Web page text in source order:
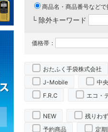
商品名・商品番号などで
└ 除外キーワード
価格帯：
おたふく手袋株式会社
J-Mobile
中
F.R.C
エコ・
NEW
残りわ
予約商品
定